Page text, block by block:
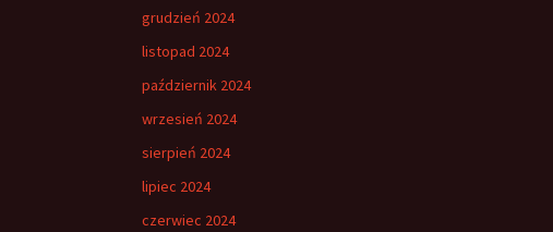
grudzień 2024
listopad 2024
październik 2024
wrzesień 2024
sierpień 2024
lipiec 2024
czerwiec 2024